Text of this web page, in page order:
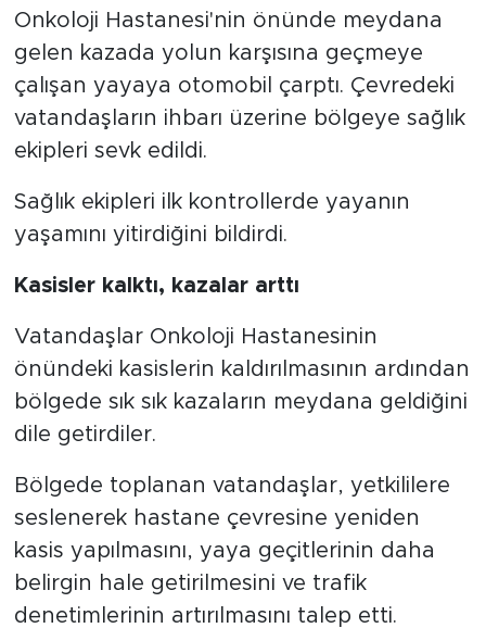
Onkoloji Hastanesi'nin önünde meydana
gelen kazada yolun karşısına geçmeye
çalışan yayaya otomobil çarptı. Çevredeki
vatandaşların ihbarı üzerine bölgeye sağlık
ekipleri sevk edildi.
Sağlık ekipleri ilk kontrollerde yayanın
yaşamını yitirdiğini bildirdi.
Kasisler kalktı, kazalar arttı
Vatandaşlar Onkoloji Hastanesinin
önündeki kasislerin kaldırılmasının ardından
bölgede sık sık kazaların meydana geldiğini
dile getirdiler.
Bölgede toplanan vatandaşlar, yetkililere
seslenerek hastane çevresine yeniden
kasis yapılmasını, yaya geçitlerinin daha
belirgin hale getirilmesini ve trafik
denetimlerinin artırılmasını talep etti.